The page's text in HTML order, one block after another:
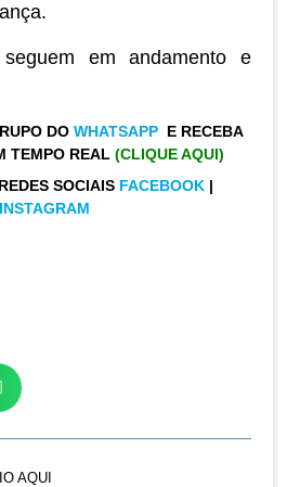
em andamento e
DO WHATSAPP E RECEBA
TEMPO REAL (CLIQUE AQUI)
SOCIAIS FACEBOOK |
INSTAGRAM
AQUI